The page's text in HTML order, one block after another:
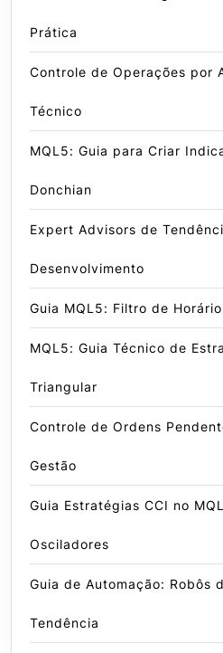
Prática
Controle de Operações por
Técnico
MQL5: Guia para Criar
Donchian
Expert Advisors de
Desenvolvimento
Guia MQL5: Filtro de
MQL5: Guia Técnico de
Triangular
Controle de Ordens
Gestão
Guia Estratégias CCI no
Osciladores
Guia de Automação: Robôs
Tendência